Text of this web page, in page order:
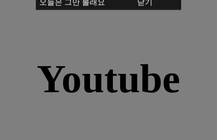
Youtube
오늘은 그만 볼래요 닫기